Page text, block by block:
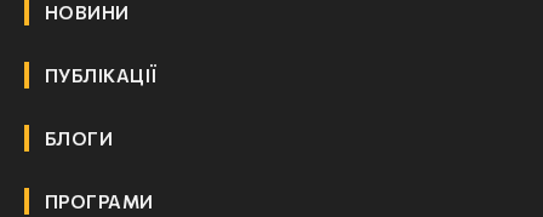
НОВИНИ
ПУБЛІКАЦІЇ
БЛОГИ
ПРОГРАМИ